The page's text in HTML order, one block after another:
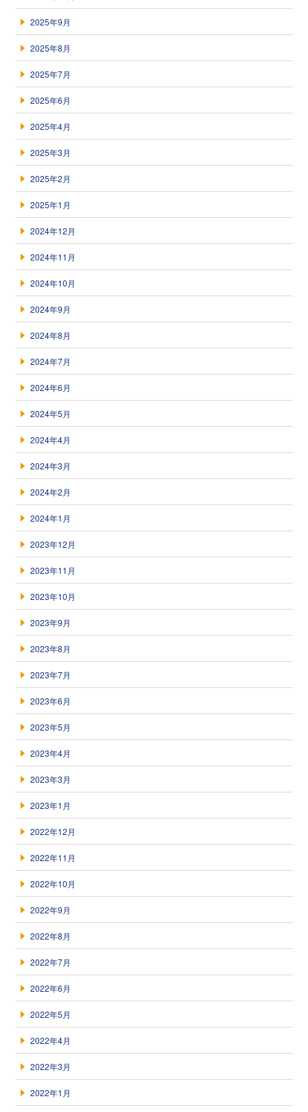
2025年9月
2025年8月
2025年7月
2025年6月
2025年4月
2025年3月
2025年2月
2025年1月
2024年12月
2024年11月
2024年10月
2024年9月
2024年8月
2024年7月
2024年6月
2024年5月
2024年4月
2024年3月
2024年2月
2024年1月
2023年12月
2023年11月
2023年10月
2023年9月
2023年8月
2023年7月
2023年6月
2023年5月
2023年4月
2023年3月
2023年1月
2022年12月
2022年11月
2022年10月
2022年9月
2022年8月
2022年7月
2022年6月
2022年5月
2022年4月
2022年3月
2022年1月